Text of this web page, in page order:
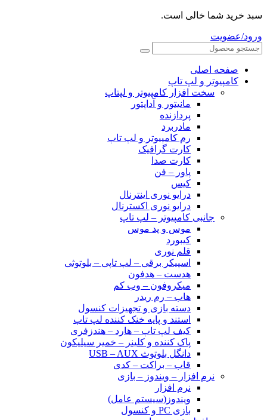
سبد خرید شما خالی است.
ورود/عضویت
صفحه اصلی
کامپیوتر و‌‌‌‌‌ لپ تاپ
سخت افزار کامپیوتر و لپتاپ
مانیتور و آداپتور
پردازنده
مادربرد
رم کامپیوتر و لپ تاپ
کارت گرافیک
کارت صدا
پاور – فن
کیس
درایو نوری اینترنال
درایو نوری اکسترنال
جانبی کامپیوتر – لپ تاپ
موس و پد موس
کیبورد
قلم نوری
اسپیکر برقی – لپ تاپی – بلوتوثی
هدست – هدفون
میکروفون – وب کم
هاب – رم ریدر
دسته بازی و تجهیزات کنسول
استند و پایه خنک کننده لپ تاپ
کیف لپ تاپ – هارد – هندزفری
پاک کننده و کلینر – خمیر سیلیکون
دانگل بلوتوث USB – AUX
قاب – براکت – کدی
نرم افزار – ویندوز – بازی
نرم افزار
ویندوز(سیستم عامل)
بازی PC و کنسول